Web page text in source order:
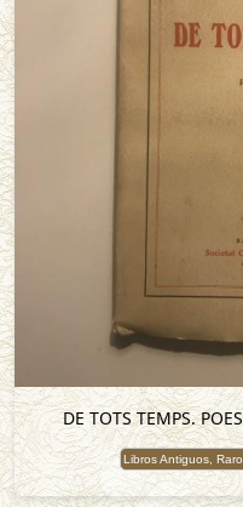
DE TOTS TEMPS.
Libros Antiguos,